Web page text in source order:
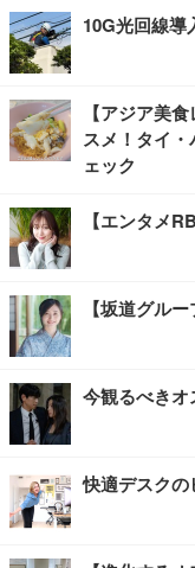
10G光回線導
【アジア美
スメ！タイ
ェック
【エンタメ
【坂道グル
今観るべきオ
快適デスク